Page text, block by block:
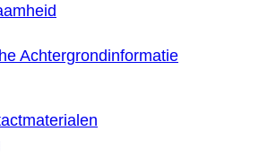
Achtergrondinformatie